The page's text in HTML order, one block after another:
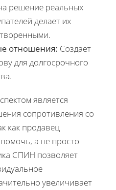
решение реальных
делает их
отношения: Создает
для долгосрочного
является
сопротивления со
как продавец
а не просто
СПИН позволяет
увеличивает